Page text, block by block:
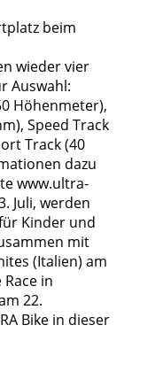
beim
wieder vier
Auswahl:
Höhenmeter),
Speed Track
Track (40
dazu
www.ultra-
Juli, werden
Kinder und
mit
(Italien) am
in
22.
Bike in dieser